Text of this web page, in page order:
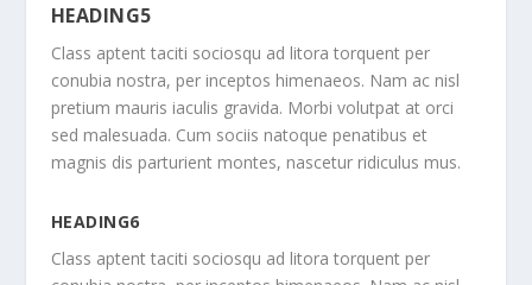
HEADING5
Class aptent taciti sociosqu ad litora torquent per
conubia nostra, per inceptos himenaeos. Nam ac nisl
pretium mauris iaculis gravida. Morbi volutpat at orci
sed malesuada. Cum sociis natoque penatibus et
magnis dis parturient montes, nascetur ridiculus mus.
HEADING6
Class aptent taciti sociosqu ad litora torquent per